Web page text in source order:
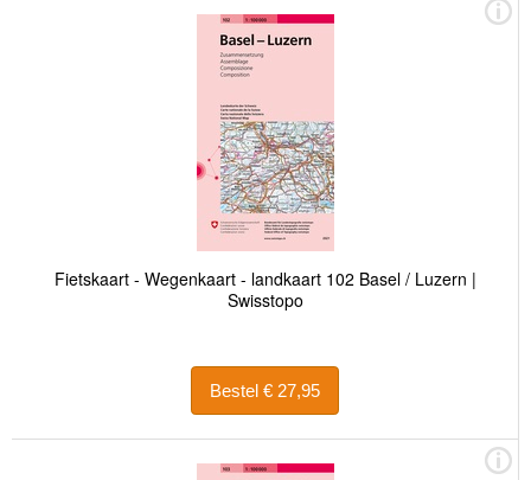
Fietskaart - Wegenkaart - landkaart 102 Basel / Luzern |
Swisstopo
Bestel € 27,95